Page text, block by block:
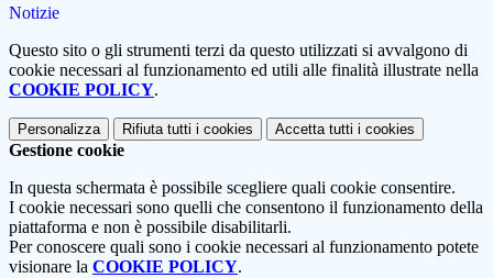
Notizie
Questo sito o gli strumenti terzi da questo utilizzati si avvalgono di
cookie necessari al funzionamento ed utili alle finalità illustrate nella
COOKIE POLICY.
Personalizza Rifiuta tutti i cookies Accetta tutti i cookies
Gestione cookie
In questa schermata è possibile scegliere quali cookie consentire.
I cookie necessari sono quelli che consentono il funzionamento della
piattaforma e non è possibile disabilitarli.
Per conoscere quali sono i cookie necessari al funzionamento potete
visionare la COOKIE POLICY.